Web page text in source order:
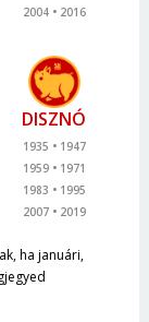
2004
2016
DISZNÓ
1935
1947
1959
1971
1983
1995
2007
2019
ha januári,